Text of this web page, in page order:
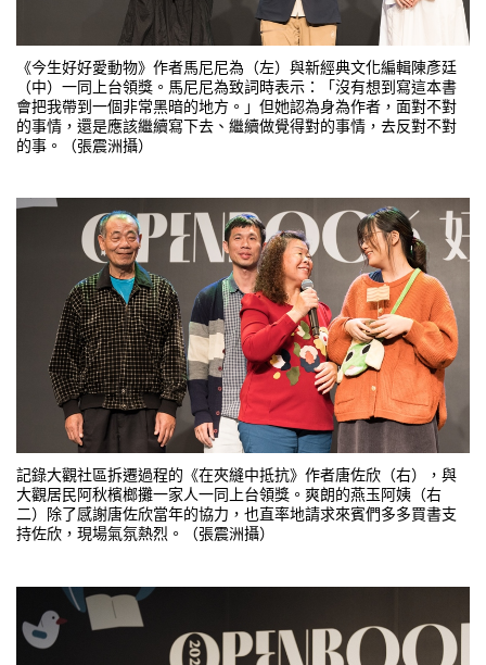
《今生好好愛動物》作者馬尼尼為（左）與新經典文化編輯陳彥廷
（中）一同上台領獎。馬尼尼為致詞時表示：「沒有想到寫這本書
會把我帶到一個非常黑暗的地方。」但她認為身為作者，面對不對
的事情，還是應該繼續寫下去、繼續做覺得對的事情，去反對不對
的事。（張震洲攝）
記錄大觀社區拆遷過程的《在夾縫中抵抗》作者唐佐欣（右），與
大觀居民阿秋檳榔攤一家人一同上台領獎。爽朗的燕玉阿姨（右
二）除了感謝唐佐欣當年的協力，也直率地請求來賓們多多買書支
持佐欣，現場氣氛熱烈。（張震洲攝）